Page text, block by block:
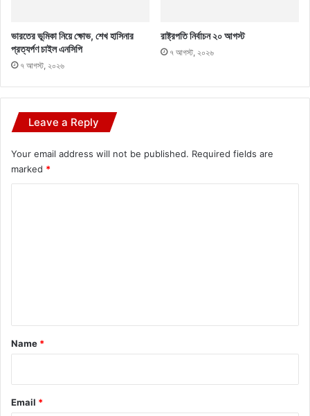
ভারতের ভূমিকা নিয়ে ক্ষোভ, শেখ হাসিনার
প্রত্যর্পণ চাইল এনসিপি
৭ আগস্ট, ২০২৬
রাষ্ট্রপতি নির্বাচন ২০ আগস্ট
৭ আগস্ট, ২০২৬
Leave a Reply
Your email address will not be published. Required fields are
marked *
*
Name *
Email *